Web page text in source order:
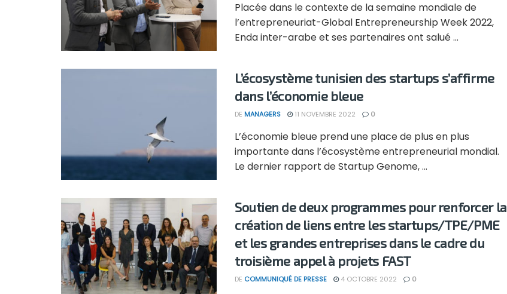
Placée dans le contexte de la semaine mondiale de
l’entrepreneuriat-Global Entrepreneurship Week 2022,
Enda inter-arabe et ses partenaires ont salué ...
L’écosystème tunisien des startups s’affirme
dans l’économie bleue
DE MANAGERS 11 NOVEMBRE 2022 0
L’économie bleue prend une place de plus en plus
importante dans l’écosystème entrepreneurial mondial.
Le dernier rapport de Startup Genome, ...
Soutien de deux programmes pour renforcer la
création de liens entre les startups/TPE/PME
et les grandes entreprises dans le cadre du
troisième appel à projets FAST
DE COMMUNIQUÉ DE PRESSE 4 OCTOBRE 2022 0